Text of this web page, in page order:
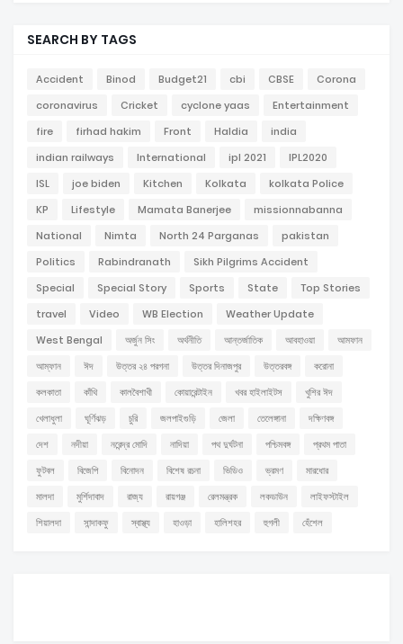
SEARCH BY TAGS
Accident Binod Budget21 cbi CBSE
Corona
coronavirus
Cricket cyclone yaas
Entertainment
fire
firhad hakim Front Haldia
india
indian railways
International ipl 2021
IPL2020
ISL
joe biden Kitchen Kolkata
kolkata Police
KP
Lifestyle Mamata Banerjee
missionnabanna
National
Nimta North 24 Parganas
pakistan
Politics
Rabindranath
Sikh Pilgrims Accident
Special
Special Story Sports State
Top Stories
travel
Video WB Election
Weather Update
West Bengal
অর্জুন সিং অর্থনীতি আন্তর্জাতিক আবহাওয়া
আমফান
আম্ফান
ঈদ উত্তর ২৪ পরগনা উত্তর দিনাজপুর উত্তরবঙ্গ
করোনা
কলকাতা
কাঁথি কালবৈশাখী কোয়ারেন্টাইন খবর হাইলাইটস
খুশির ঈদ
খেলাধুলা
ঘূর্ণিঝড় চুরি জলপাইগুড়ি জেলা তেলেঙ্গানা
দক্ষিণবঙ্গ
দেশ
নদীয়া নরেন্দ্র মোদি নাদিয়া পথ দুর্ঘটনা পশ্চিমবঙ্গ
প্রথম পাতা
ফুটবল
বিজেপি বিনোদন বিশেষ রচনা ভিডিও ভ্রমণ
মারধোর
মালদা
মুর্শিদাবাদ রাজ্য রায়গঞ্জ রেলমন্ত্রক লকডাউন
লাইফস্টাইল
শিয়ালদা
সান্দাকফু স্বাস্থ্য হাওড়া হালিশহর হুগলী হেঁশেল